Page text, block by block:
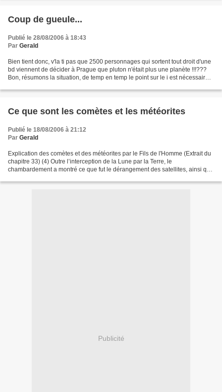
Coup de gueule...
Publié le 28/08/2006 à 18:43
Par Gerald
Bien tient donc, v'la ti pas que 2500 personnages qui sortent tout droit d'une
bd viennent de décider à Prague que pluton n'était plus une planète !!!???
Bon, résumons la situation, de temp en temp le point sur le i est nécessaire
Ce que sont les comètes et les météorites
Publié le 18/08/2006 à 21:12
Par Gerald
Explication des comètes et des météorites par le Fils de l'Homme (Extrait du
chapitre 33) (4) Outre l’interception de la Lune par la Terre, le
chambardement a montré ce que fut le dérangement des satellites, ainsi que
Publicité